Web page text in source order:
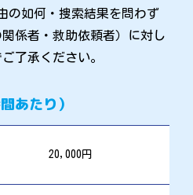
の如何・捜索結果を問わず
係者・救助依頼者）に対し
了承ください。
あたり）
20,000円